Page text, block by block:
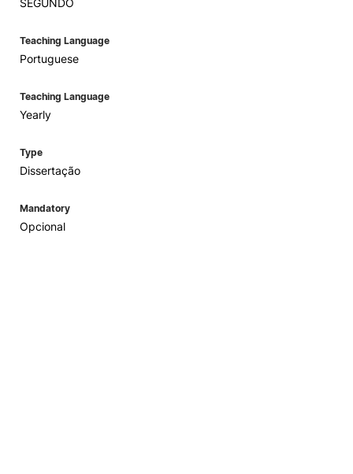
SEGUNDO
Teaching Language
Portuguese
Teaching Language
Yearly
Type
Dissertação
Mandatory
Opcional